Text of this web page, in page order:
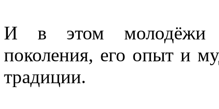
И в этом молодёжи
поколения, его опыт и
традиции.